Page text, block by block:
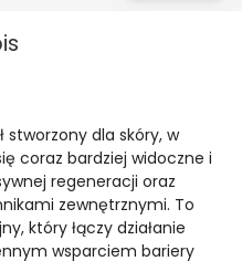
stworzony dla skóry, w
coraz bardziej widoczne i
regeneracji oraz
zewnętrznymi. To
który łączy działanie
wsparciem bariery